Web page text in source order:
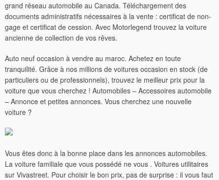
grand réseau automobile au Canada. Téléchargement des
documents administratifs nécessaires à la vente : certificat de non-
gage et certificat de cession. Avec Motorlegend trouvez la voiture
ancienne de collection de vos rêves.
Auto neuf occasion à vendre au maroc. Achetez en toute
tranquilité. Grâce à nos millions de voitures occasion en stock (de
particuliers ou de professionnels), trouvez le meilleur prix pour la
voiture que vous cherchez ! Automobiles – Accessoires automobile
– Annonce et petites annonces. Vous cherchez une nouvelle
voiture ?
Vous êtes donc à la bonne place dans les annonces automobiles.
La voiture familiale que vous possédé ne vous . Voitures utilitaires
sur Vivastreet. Pour choisir le bon prix, pas de surprise : il vous faut